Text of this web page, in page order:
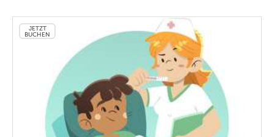
JETZT
BUCHEN